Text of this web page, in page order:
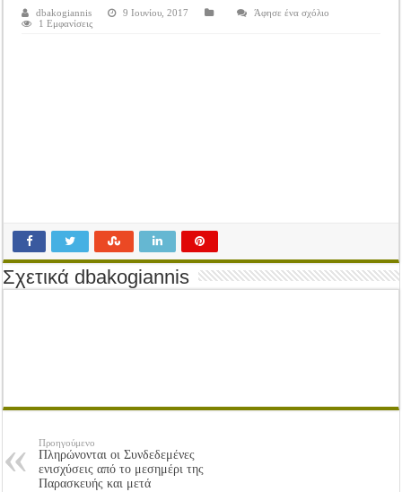
Ανακοίνωση: Επιστροφή ΦΠΑ
dbakogiannis 9 Ιουνίου, 2017
Άφησε ένα σχόλιο
1 Εμφανίσεις
Σχετικά dbakogiannis
Προηγούμενο
Πληρώνονται οι Συνδεδεμένες
ενισχύσεις από το μεσημέρι της
Παρασκευής και μετά